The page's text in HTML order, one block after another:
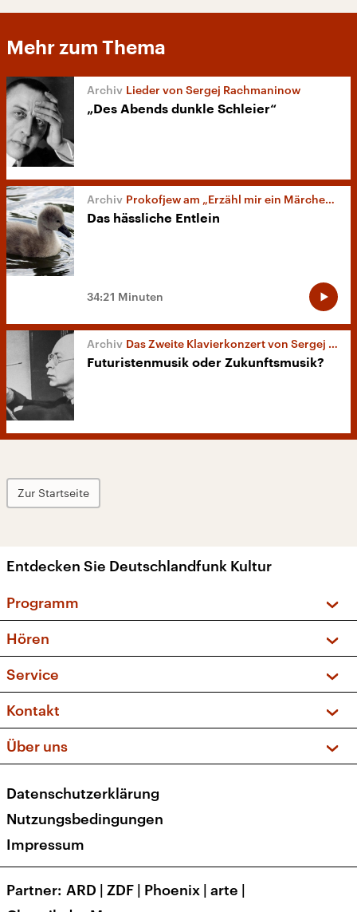
Mehr zum Thema
Lieder von Sergej Rachmaninow
„Des Abends dunkle Schleier“
Prokofjew am „Erzähl mir ein Märchen-Tag“
Das hässliche Entlein
34:21 Minuten
Das Zweite Klavierkonzert von Sergej Prokofjew
Futuristenmusik oder Zukunftsmusik?
Zur Startseite
Entdecken Sie Deutschlandfunk Kultur
Programm
Sendungen und Podcasts
Musikliste
Kakadu – Das Kinderprogramm
Hören
Frequenzen (UKW + DAB+)
Service
FAQ
Apps
Newsletter
Veranstaltungen
Kontakt
Social Media
Über uns
Presse
Karriere
Transparenz
Datenschutzerklärung
Nutzungsbedingungen
Impressum
Partner ARD | ZDF | Phoenix | arte |